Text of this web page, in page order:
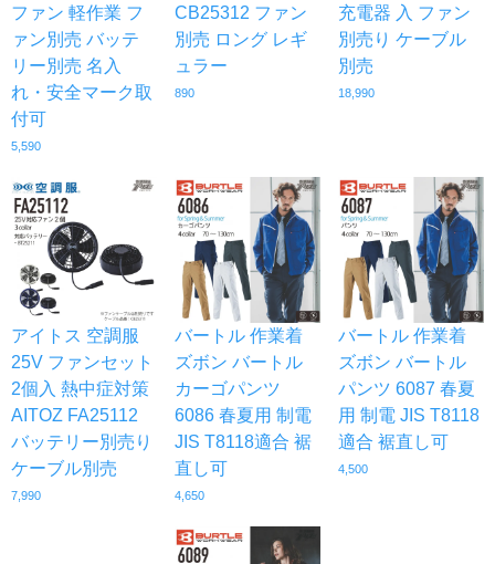
ファン 軽作業 フ
ァン別売 バッテ
リー別売 名入
れ・安全マーク取
付可
5,590
CB25312 ファン
別売 ロング レギ
ュラー
890
充電器 入 ファン
別売り ケーブル
別売
18,990
アイトス 空調服
25V ファンセット
2個入 熱中症対策
AITOZ FA25112
バッテリー別売り
ケーブル別売
7,990
バートル 作業着
ズボン バートル
カーゴパンツ
6086 春夏用 制電
JIS T8118適合 裾
直し可
4,650
バートル 作業着
ズボン バートル
パンツ 6087 春夏
用 制電 JIS T8118
適合 裾直し可
4,500